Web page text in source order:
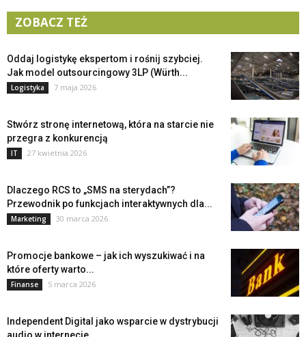
ZOBACZ TEŻ
Oddaj logistykę ekspertom i rośnij szybciej.
Jak model outsourcingowy 3LP (Würth...
Logistyka 7 maja 2026
Stwórz stronę internetową, która na starcie nie
przegra z konkurencją
IT 27 kwietnia 2026
Dlaczego RCS to „SMS na sterydach”?
Przewodnik po funkcjach interaktywnych dla...
Marketing 30 marca 2026
Promocje bankowe – jak ich wyszukiwać i na
które oferty warto...
Finanse 5 marca 2026
Independent Digital jako wsparcie w dystrybucji